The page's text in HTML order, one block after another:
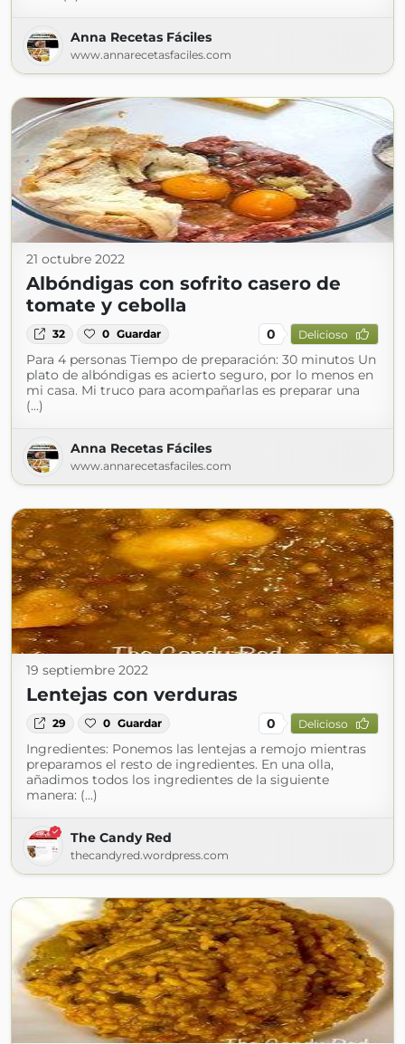
Anna Recetas Fáciles
www.annarecetasfaciles.com
21 octubre 2022
Albóndigas con sofrito casero de
tomate y cebolla
32 0 Guardar 0 Delicioso
Para 4 personas Tiempo de preparación: 30 minutos Un
plato de albóndigas es acierto seguro, por lo menos en
mi casa. Mi truco para acompañarlas es preparar una
(...)
Anna Recetas Fáciles
www.annarecetasfaciles.com
19 septiembre 2022
Lentejas con verduras
29 0 Guardar 0 Delicioso
Ingredientes: Ponemos las lentejas a remojo mientras
preparamos el resto de ingredientes. En una olla,
añadimos todos los ingredientes de la siguiente
manera: (...)
The Candy Red
thecandyred.wordpress.com